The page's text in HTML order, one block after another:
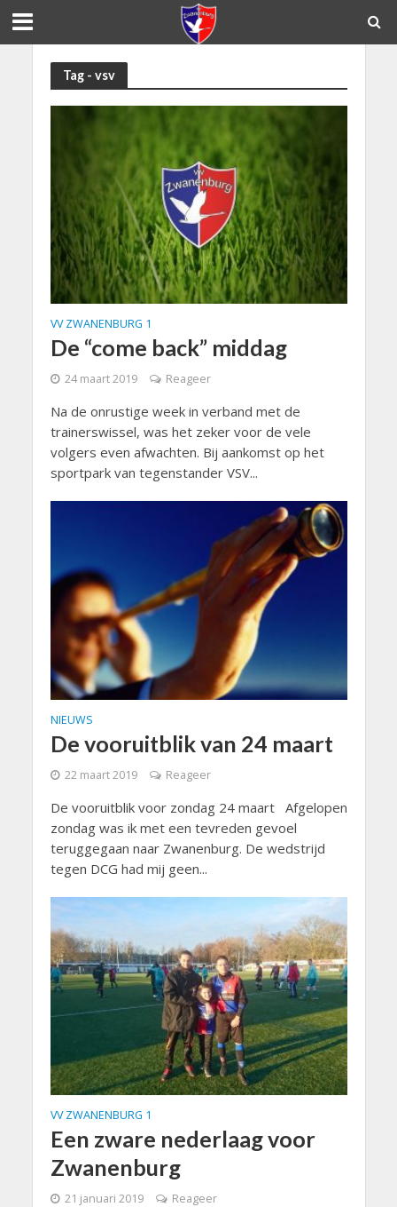
Tag - vsv
VV ZWANENBURG 1
De “come back” middag
24 maart 2019 Reageer
Na de onrustige week in verband met de
trainerswissel, was het zeker voor de vele
volgers even afwachten. Bij aankomst op het
sportpark van tegenstander VSV...
NIEUWS
De vooruitblik van 24 maart
22 maart 2019 Reageer
De vooruitblik voor zondag 24 maart Afgelopen
zondag was ik met een tevreden gevoel
teruggegaan naar Zwanenburg. De wedstrijd
tegen DCG had mij geen...
VV ZWANENBURG 1
Een zware nederlaag voor
Zwanenburg
21 januari 2019 Reageer